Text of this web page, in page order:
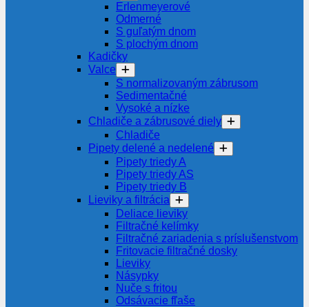
Erlenmeyerové
Odmerné
S guľatým dnom
S plochým dnom
Kadičky
Valce
S normalizovaným zábrusom
Sedimentačné
Vysoké a nízke
Chladiče a zábrusové diely
Chladiče
Pipety delené a nedelené
Pipety triedy A
Pipety triedy AS
Pipety triedy B
Lieviky a filtrácia
Deliace lieviky
Filtračné kelímky
Filtračné zariadenia s príslušenstvom
Fritovacie filtračné dosky
Lieviky
Násypky
Nuče s fritou
Odsávacie fľaše